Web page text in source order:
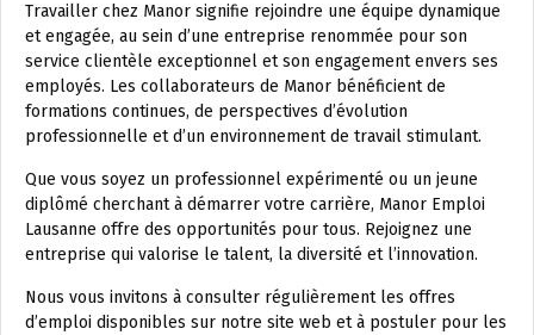
Travailler chez Manor signifie rejoindre une équipe dynamique
et engagée, au sein d’une entreprise renommée pour son
service clientèle exceptionnel et son engagement envers ses
employés. Les collaborateurs de Manor bénéficient de
formations continues, de perspectives d’évolution
professionnelle et d’un environnement de travail stimulant.
Que vous soyez un professionnel expérimenté ou un jeune
diplômé cherchant à démarrer votre carrière, Manor Emploi
Lausanne offre des opportunités pour tous. Rejoignez une
entreprise qui valorise le talent, la diversité et l’innovation.
Nous vous invitons à consulter régulièrement les offres
d’emploi disponibles sur notre site web et à postuler pour les